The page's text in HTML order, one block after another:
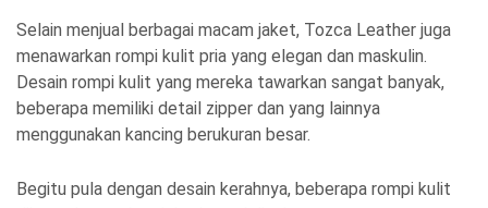
Selain menjual berbagai macam jaket, Tozca Leather juga
menawarkan rompi kulit pria yang elegan dan maskulin.
Desain rompi kulit yang mereka tawarkan sangat banyak,
beberapa memiliki detail zipper dan yang lainnya
menggunakan kancing berukuran besar.
Begitu pula dengan desain kerahnya, beberapa rompi kulit